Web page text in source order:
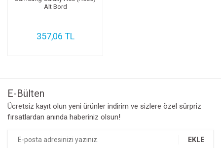
Alt Bord
357,06 TL
E-Bülten
Ücretsiz kayıt olun yeni ürünler indirim ve sizlere özel sürpriz
fırsatlardan anında haberiniz olsun!
EKLE